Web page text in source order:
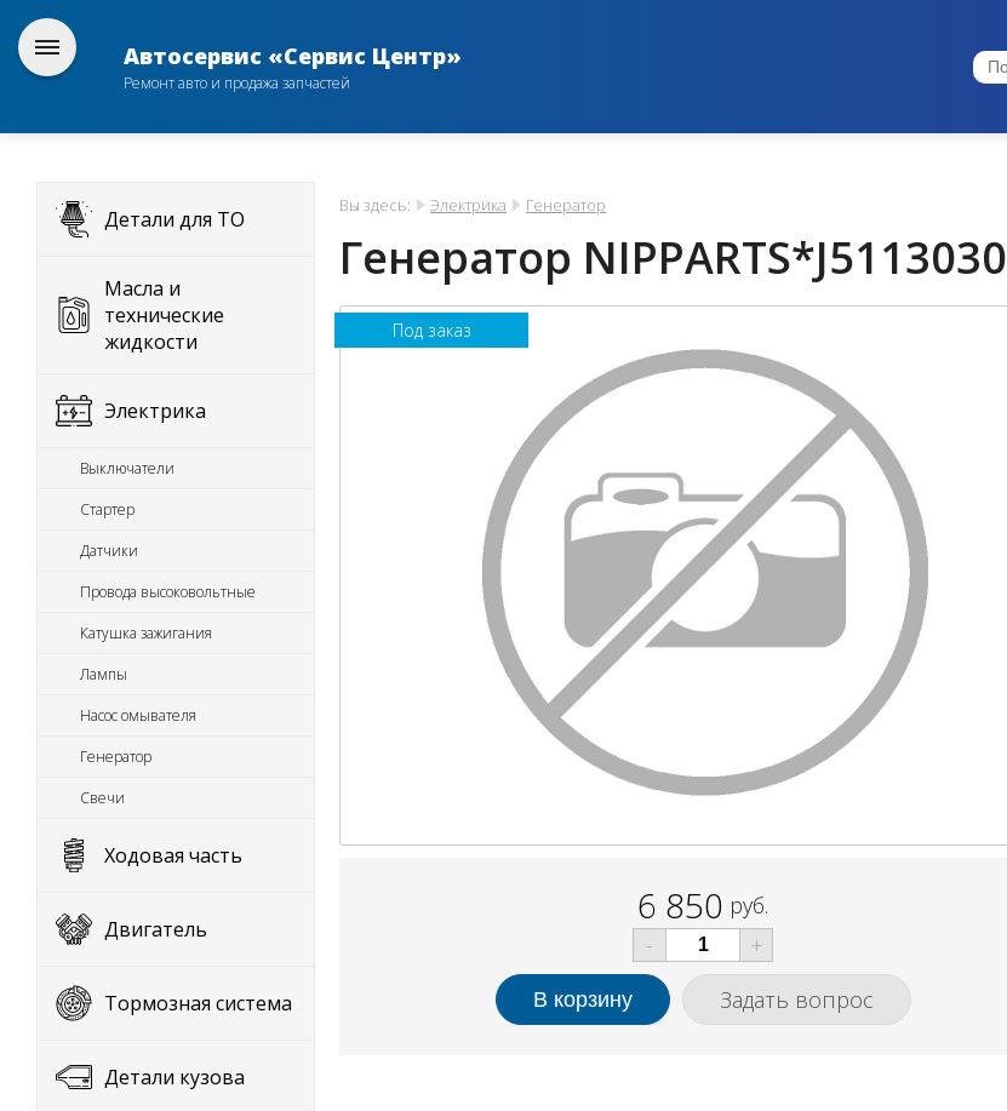
Автосервис «Сервис Центр»
Ремонт авто и продажа запчастей
Детали для ТО
Масла и
технические
жидкости
Электрика
Выключатели
Стартер
Датчики
Провода высоковольтные
Катушка зажигания
Лампы
Насос омывателя
Генератор
Свечи
Ходовая часть
Двигатель
Тормозная система
Детали кузова
Вы здесь: Электрика Генератор
Генератор NIPPARTS*J5113030
Под заказ
6 850 руб.
-
+
Задать вопрос